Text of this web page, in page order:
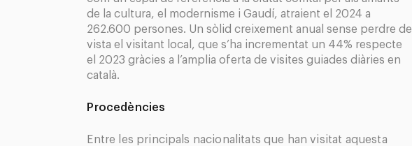
de la cultura, el modernisme i Gaudí, atraient el 2024 a
262.600 persones. Un sòlid creixement anual sense perdre de
vista el visitant local, que s’ha incrementat un 44% respecte
el 2023 gràcies a l’amplia oferta de visites guiades diàries en
català.
Procedències
Entre les principals nacionalitats que han visitat aquesta